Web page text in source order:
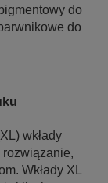
do
do
wkłady
rozwiązanie,
Wkłady XL